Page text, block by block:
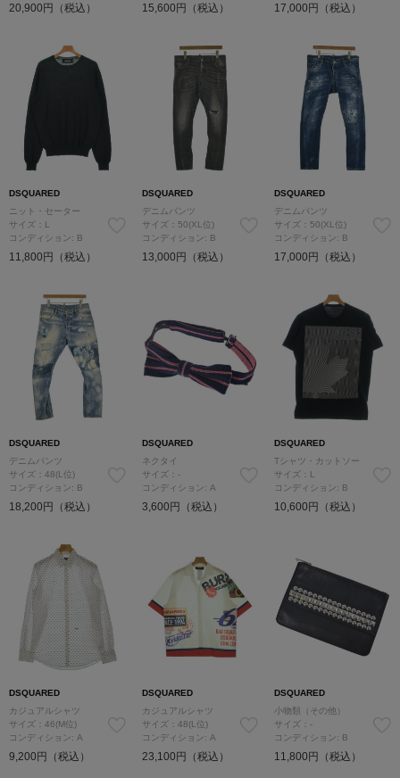
20,900円（税込） 15,600円（税込） 17,000円（税込）
DSQUARED
ニット・セーター
サイズ：L
コンディション: B
11,800円（税込）
DSQUARED
デニムパンツ
サイズ：50(XL位)
コンディション: B
13,000円（税込）
DSQUARED
デニムパンツ
サイズ：50(XL位)
コンディション: B
17,000円（税込）
DSQUARED
デニムパンツ
サイズ：48(L位)
コンディション: B
18,200円（税込）
DSQUARED
ネクタイ
サイズ：-
コンディション: A
3,600円（税込）
DSQUARED
Tシャツ・カットソー
サイズ：L
コンディション: B
10,600円（税込）
DSQUARED
カジュアルシャツ
サイズ：46(M位)
コンディション: A
9,200円（税込）
DSQUARED
カジュアルシャツ
サイズ：48(L位)
コンディション: A
23,100円（税込）
DSQUARED
小物類（その他）
サイズ：-
コンディション: B
11,800円（税込）